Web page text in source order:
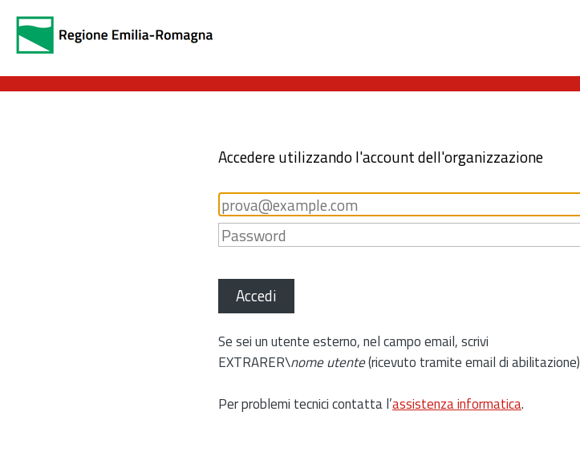
Accedere utilizzando l'account dell'organizzazione
Accedi
Se sei un utente esterno, nel campo email, scrivi
EXTRARER\nome utente(ricevuto tramite email di abilitazione)
Per problemi tecnici contatta l’assistenza informatica.